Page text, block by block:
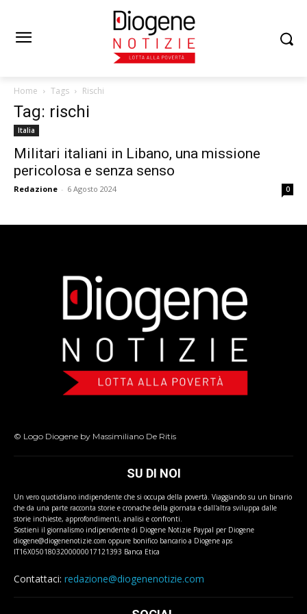
Home Tags Rischi
Tag: rischi
Italia
Militari italiani in Libano, una missione
pericolosa e senza senso
Redazione - 6 Agosto 2024 0
© Logo Diogene by Massimiliano De Ritis
SU DI NOI
Un vero quotidiano indipendente che si occupa della povertà. Viaggiando su un binario
che da una parte racconta storie e cronache della giornata e dall'altra sviluppa dalle
storie inchieste, approfondimenti, analisi e confronti.
Sostieni il giornalismo indipendente di Diogene Notizie Paypal per Diogene
diogene@diogenenotizie.com oppure bonifico bancario a Diogene aps
IT16X0501803200000017121393 Banca Etica
Contattaci: redazione@diogenenotizie.com